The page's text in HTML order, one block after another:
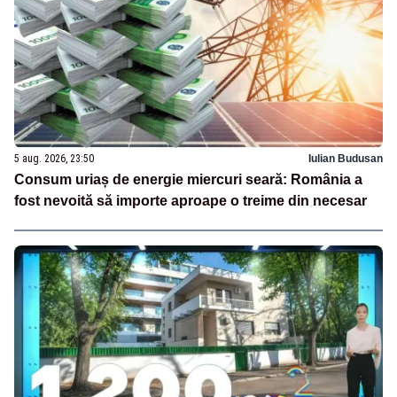
5 aug. 2026, 23:50 Iulian Budusan
Consum uriaș de energie miercuri seară: România a
fost nevoită să importe aproape o treime din necesar